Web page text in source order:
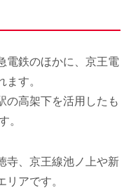
電鉄のほかに、京王電
す。
の高架下を活用したも
。
寺、京王線池ノ上や新
アです。